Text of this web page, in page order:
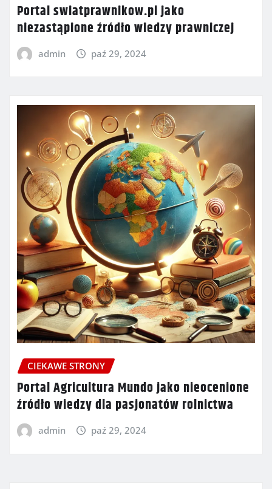
Portal swiatprawnikow.pl jako
niezastąpione źródło wiedzy prawniczej
admin paź 29, 2024
CIEKAWE STRONY
Portal Agricultura Mundo jako nieocenione
źródło wiedzy dla pasjonatów rolnictwa
admin paź 29, 2024